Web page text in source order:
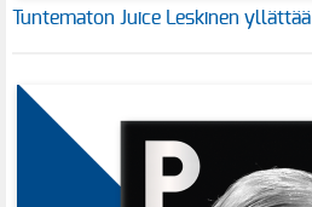
Tuntematon Juice Leskinen yllättää